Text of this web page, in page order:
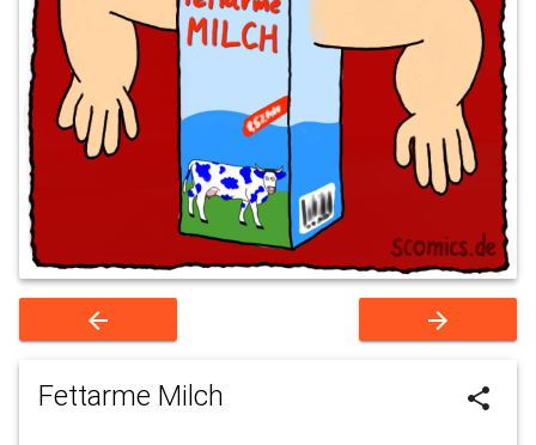
Fettarme Milch share
arrow_back arrow_forward